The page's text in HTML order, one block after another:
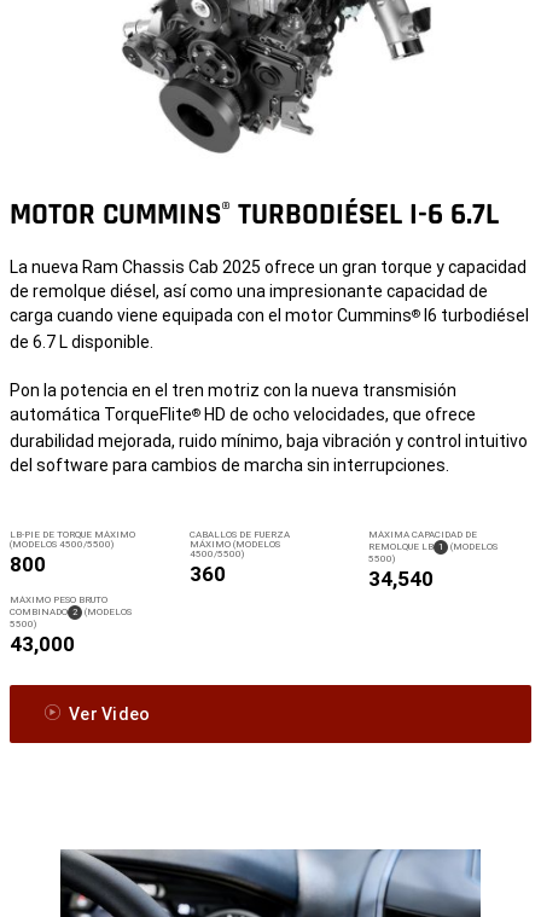
MOTOR CUMMINS® TURBODIÉSEL I-6 6.7L
La nueva Ram Chassis Cab 2025 ofrece un gran torque y capacidad
de remolque diésel, así como una impresionante capacidad de
carga cuando viene equipada con el motor Cummins® I6 turbodiésel
de 6.7 L disponible.
Pon la potencia en el tren motriz con la nueva transmisión
automática TorqueFlite® HD de ocho velocidades, que ofrece
durabilidad mejorada, ruido mínimo, baja vibración y control intuitivo
del software para cambios de marcha sin interrupciones.
LB-PIE DE TORQUE MÁXIMO
(MODELOS 4500/5500)
800
CABALLOS DE FUERZA
MÁXIMO (MODELOS
4500/5500)
360
MÁXIMA CAPACIDAD DE
REMOLQUE LB (
DISCLOSURE
1 ) (MODELOS
5500)
34,540
MÁXIMO PESO BRUTO
COMBINADO (
DISCLOSURE
2) (MODELOS
5500)
43,000
Ver Video